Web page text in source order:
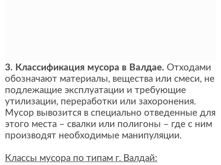
3. Классификация мусора в Валдае. Отходами
обозначают материалы, вещества или смеси, не
подлежащие эксплуатации и требующие
утилизации, переработки или захоронения.
Мусор вывозится в специально отведенные для
этого места – свалки или полигоны – где с ним
производят необходимые манипуляции.
Классы мусора по типам г. Валдай: